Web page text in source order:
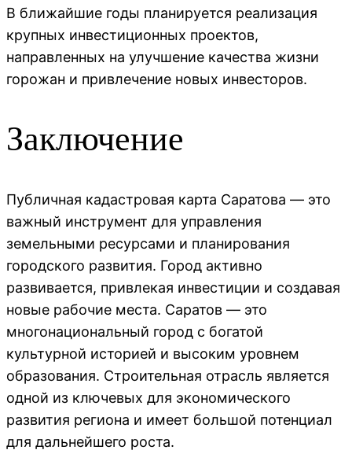
В ближайшие годы планируется реализация
крупных инвестиционных проектов,
направленных на улучшение качества жизни
горожан и привлечение новых инвесторов.
Заключение
Публичная кадастровая карта Саратова — это
важный инструмент для управления
земельными ресурсами и планирования
городского развития. Город активно
развивается, привлекая инвестиции и создавая
новые рабочие места. Саратов — это
многонациональный город с богатой
культурной историей и высоким уровнем
образования. Строительная отрасль является
одной из ключевых для экономического
развития региона и имеет большой потенциал
для дальнейшего роста.